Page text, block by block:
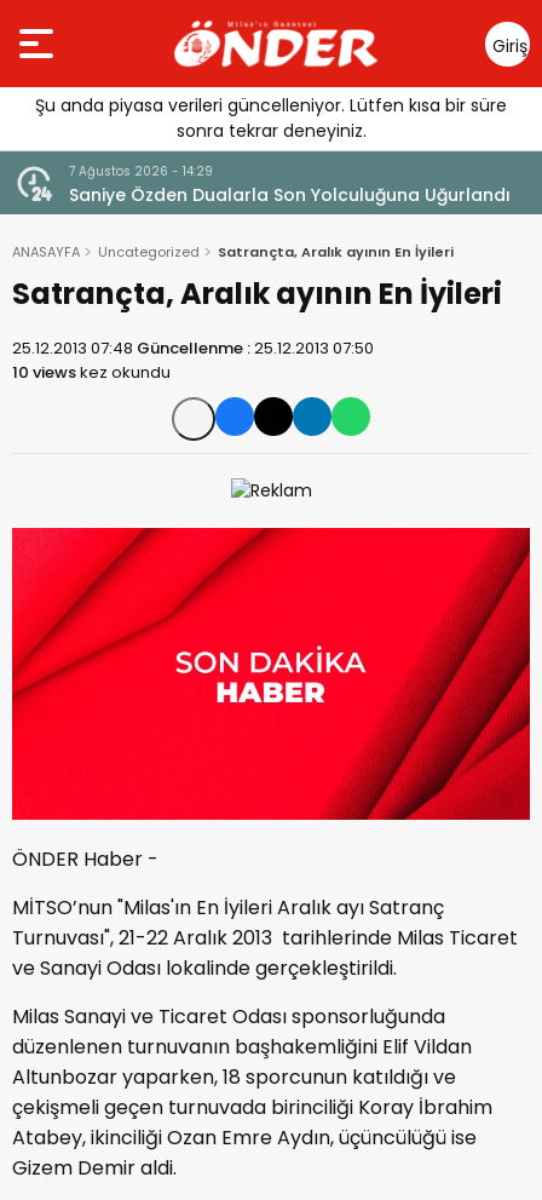
Giriş
Yap
Şu anda piyasa verileri güncelleniyor. Lütfen kısa bir süre
sonra tekrar deneyiniz.
7 Ağustos 2026 - 14:29
Saniye Özden Dualarla Son Yolculuğuna Uğurlandı
ANASAYFA Uncategorized Satrançta, Aralık ayının En İyileri
Satrançta, Aralık ayının En İyileri
25.12.2013 07:48 Güncellenme :25.12.2013 07:50
10 viewskez okundu
ÖNDER Haber -
MİTSO’nun "Milas'ın En İyileri Aralık ayı Satranç
Turnuvası", 21-22 Aralık 2013 tarihlerinde Milas Ticaret
ve Sanayi Odası lokalinde gerçekleştirildi.
Milas Sanayi ve Ticaret Odası sponsorluğunda
düzenlenen turnuvanın başhakemliğini Elif Vildan
Altunbozar yaparken, 18 sporcunun katıldığı ve
çekişmeli geçen turnuvada birinciliği Koray İbrahim
Atabey, ikinciliği Ozan Emre Aydın, üçüncülüğü ise
Gizem Demir aldi.